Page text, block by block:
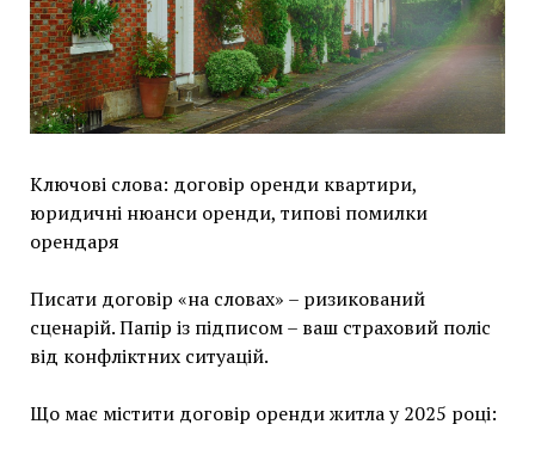
Ключові слова: договір оренди квартири,
юридичні нюанси оренди, типові помилки
орендаря
Писати договір «на словах» – ризикований
сценарій. Папір із підписом – ваш страховий поліс
від конфліктних ситуацій.
Що має містити договір оренди житла у 2025 році: